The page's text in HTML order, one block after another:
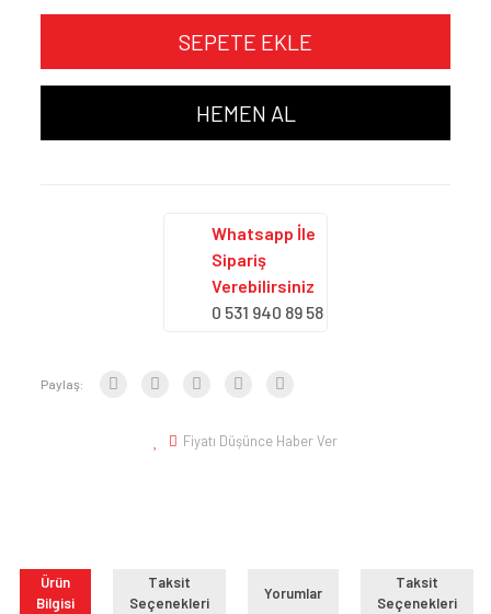
SEPETE EKLE
HEMEN AL
Whatsapp İle
Sipariş
Verebilirsiniz
0 531 940 89 58
Paylaş:
Fiyatı Düşünce Haber Ver
Ürün
Bilgisi
Taksit
Seçenekleri
Yorumlar
Taksit
Seçenekleri